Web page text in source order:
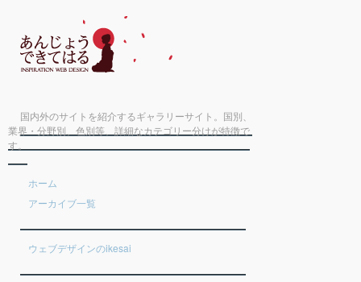
国内外のサイトを紹介するギャラリーサイト。国別、
業界・分野別、色別等、詳細なカテゴリー分けが特徴で
す。
ホーム
アーカイブ一覧
ウェブデザインのikesai